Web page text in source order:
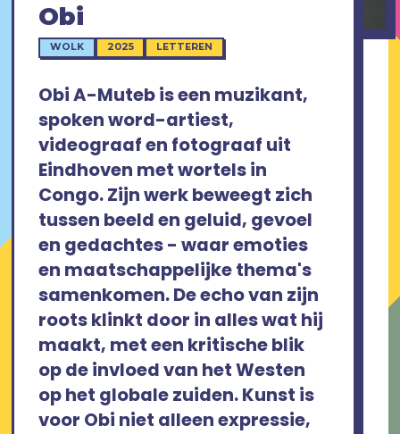
Obi
WOLK 2025 LETTEREN
Obi A-Muteb is een muzikant,
spoken word-artiest,
videograaf en fotograaf uit
Eindhoven met wortels in
Congo. Zijn werk beweegt zich
tussen beeld en geluid, gevoel
en gedachtes - waar emoties
en maatschappelijke thema's
samenkomen. De echo van zijn
roots klinkt door in alles wat hij
maakt, met een kritische blik
op de invloed van het Westen
op het globale zuiden. Kunst is
voor Obi niet alleen expressie,